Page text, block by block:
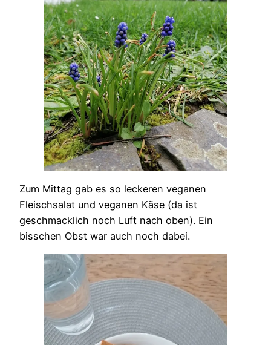
Zum Mittag gab es so leckeren veganen
Fleischsalat und veganen Käse (da ist
geschmacklich noch Luft nach oben). Ein
bisschen Obst war auch noch dabei.